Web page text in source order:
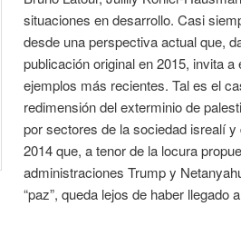
situaciones en desarrollo. Casi
desde una perspectiva actual que,
publicación original en 2015, invita a
ejemplos más recientes. Tal es el
redimensión del exterminio de
por sectores de la sociedad isrealí y
2014 que, a tenor de la locura
administraciones Trump y
“paz”, queda lejos de haber llegado